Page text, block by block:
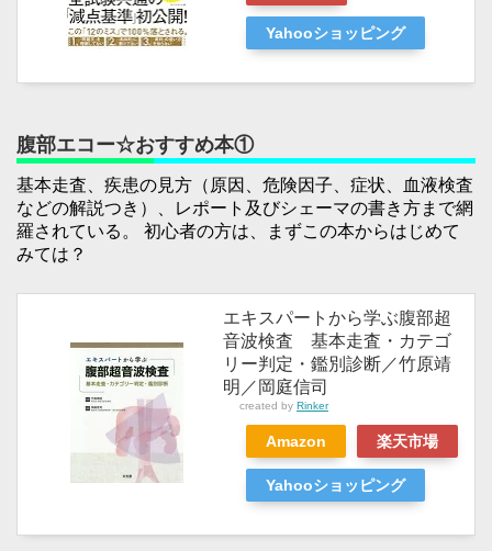
Yahooショッピング
腹部エコー☆おすすめ本①
基本走査、疾患の見方（原因、危険因子、症状、血液検査
などの解説つき）、レポート及びシェーマの書き方まで網
羅されている。 初心者の方は、まずこの本からはじめて
みては？
エキスパートから学ぶ腹部超
音波検査 基本走査・カテゴ
リー判定・鑑別診断／竹原靖
明／岡庭信司
created by Rinker
Amazon 楽天市場
Yahooショッピング